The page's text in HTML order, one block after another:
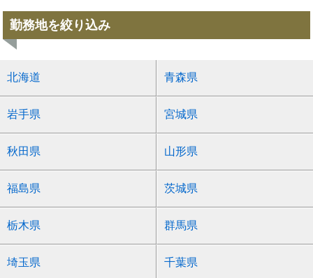
勤務地を絞り込み
北海道 青森県
岩手県 宮城県
秋田県 山形県
福島県 茨城県
栃木県 群馬県
埼玉県 千葉県